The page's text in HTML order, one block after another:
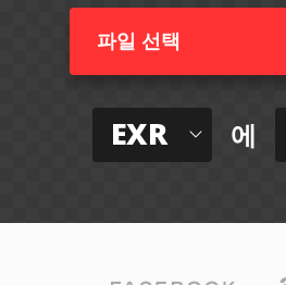
파일 선택
EXR 에